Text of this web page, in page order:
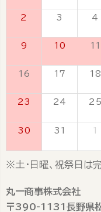
2 3 4
9 10 11
16 17 18
23 24 25
30 31 1
※土・日曜、祝祭日は
丸一商事株式会社
〒390-1131長野県